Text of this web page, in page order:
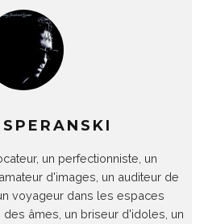
un perfectionniste, un
d'images, un auditeur de
voyageur dans les espaces
des âmes, un briseur d'idoles, un